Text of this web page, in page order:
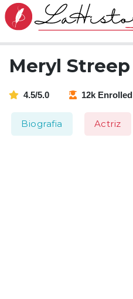
Meryl Streep
4.5/5.0 12k Enrolled
Biografia Actriz